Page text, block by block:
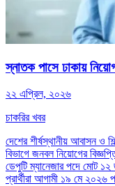
স্নাতক পাসে ঢাকায়
২২ এপ্রিল, ২০২৬
চাকরির খবর
দেশের শীর্ষস্থানীয় আবাসন ও
বিভাগে জনবল নিয়োগের
ডেপুটি ম্যানেজার পদে মোট
প্রার্থীরা আগামী ১৯ মে